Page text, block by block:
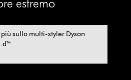
estremo
sullo multi-styler Dyson